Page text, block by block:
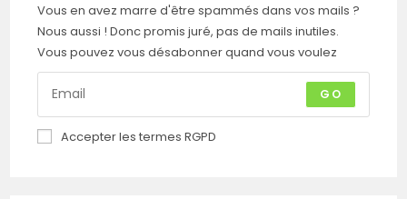
Vous en avez marre d'être spammés dans vos mails ?
Nous aussi ! Donc promis juré, pas de mails inutiles.
Vous pouvez vous désabonner quand vous voulez
GO
Accepter les termes RGPD